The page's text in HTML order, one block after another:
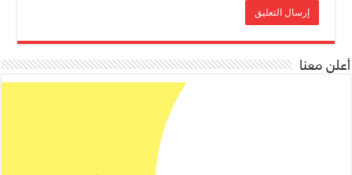
أعلن معنا